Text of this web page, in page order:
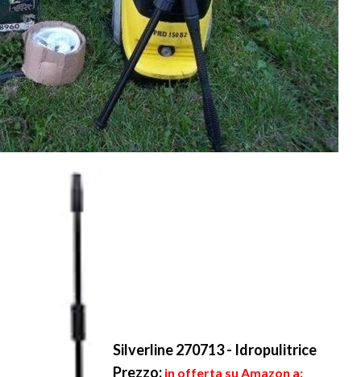
Silverline 270713 - Idropulitrice
Prezzo: in offerta su Amazon a: